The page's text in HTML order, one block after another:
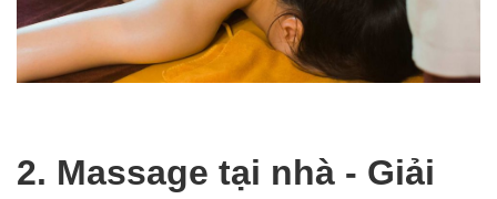
2. Massage tại nhà - Giải